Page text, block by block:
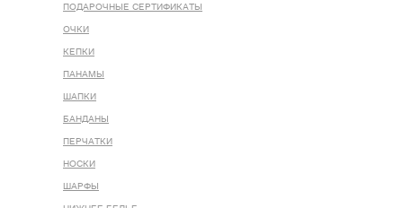
ПОДАРОЧНЫЕ СЕРТИФИКАТЫ
ОЧКИ
КЕПКИ
ПАНАМЫ
ШАПКИ
БАНДАНЫ
ПЕРЧАТКИ
НОСКИ
ШАРФЫ